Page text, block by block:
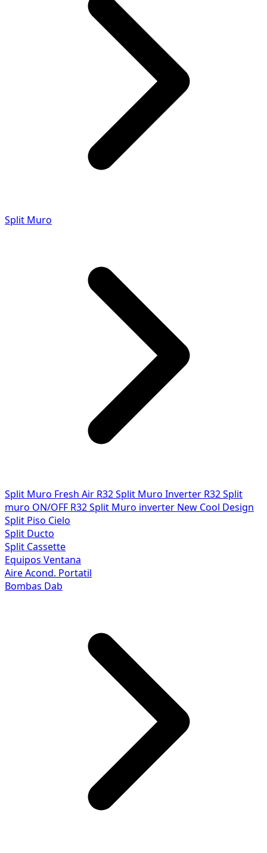
Split Muro
Split Muro Fresh Air R32Split Muro Inverter R32Split
muro ON/OFF R32Split Muro inverter New Cool Design
Split Piso Cielo
Split Ducto
Split Cassette
Equipos Ventana
Aire Acond. Portatil
Bombas Dab